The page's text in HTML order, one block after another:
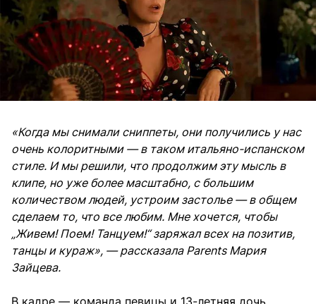
«Когда мы снимали сниппеты, они получились у нас
очень колоритными — в таком итальяно-испанском
стиле. И мы решили, что продолжим эту мысль в
клипе, но уже более масштабно, с большим
количеством людей, устроим застолье — в общем
сделаем то, что все любим. Мне хочется, чтобы
„Живем! Поем! Танцуем!“ заряжал всех на позитив,
танцы и кураж», — рассказала Parents Мария
Зайцева.